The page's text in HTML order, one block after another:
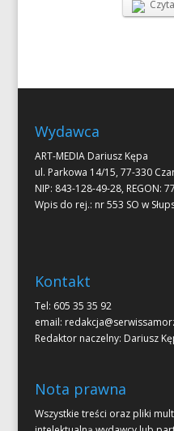
Wydawca
ART-MEDIA Dariusz Kępa
ul. Parkowa 14/15, 77-330
NIP: 843-128-49-28, REGON:
Wpis do rej.: nr 553 SO w
Kontakt
Tel: 605 35 35 92
email:
Redaktor naczelny: Dariusz
Nota prawna
Wszystkie treści oraz pliki